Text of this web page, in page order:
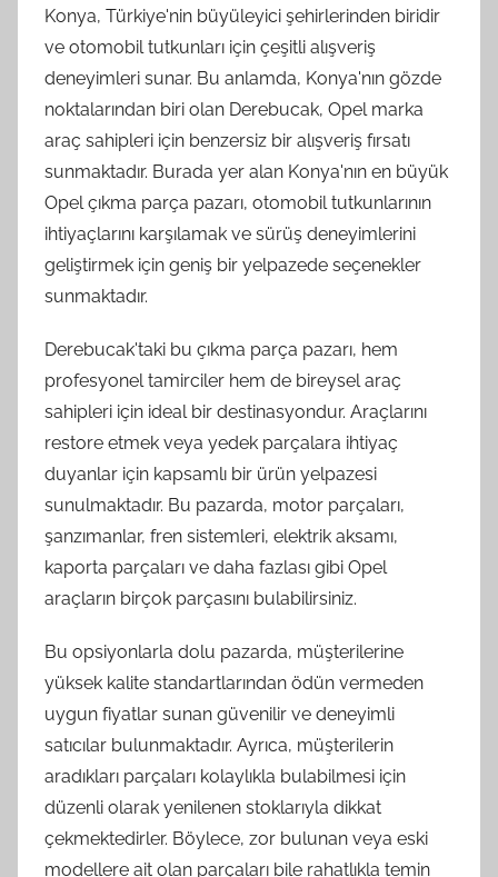
Konya, Türkiye'nin büyüleyici şehirlerinden biridir
ve otomobil tutkunları için çeşitli alışveriş
deneyimleri sunar. Bu anlamda, Konya'nın gözde
noktalarından biri olan Derebucak, Opel marka
araç sahipleri için benzersiz bir alışveriş fırsatı
sunmaktadır. Burada yer alan Konya'nın en büyük
Opel çıkma parça pazarı, otomobil tutkunlarının
ihtiyaçlarını karşılamak ve sürüş deneyimlerini
geliştirmek için geniş bir yelpazede seçenekler
sunmaktadır.
Derebucak'taki bu çıkma parça pazarı, hem
profesyonel tamirciler hem de bireysel araç
sahipleri için ideal bir destinasyondur. Araçlarını
restore etmek veya yedek parçalara ihtiyaç
duyanlar için kapsamlı bir ürün yelpazesi
sunulmaktadır. Bu pazarda, motor parçaları,
şanzımanlar, fren sistemleri, elektrik aksamı,
kaporta parçaları ve daha fazlası gibi Opel
araçların birçok parçasını bulabilirsiniz.
Bu opsiyonlarla dolu pazarda, müşterilerine
yüksek kalite standartlarından ödün vermeden
uygun fiyatlar sunan güvenilir ve deneyimli
satıcılar bulunmaktadır. Ayrıca, müşterilerin
aradıkları parçaları kolaylıkla bulabilmesi için
düzenli olarak yenilenen stoklarıyla dikkat
çekmektedirler. Böylece, zor bulunan veya eski
modellere ait olan parçaları bile rahatlıkla temin